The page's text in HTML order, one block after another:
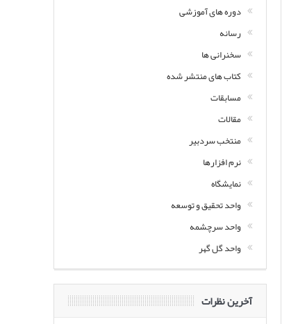
دوره های آموزشی
رسانه
سخنرانی ها
کتاب های منتشر شده
مسابقات
مقالات
منتخب سردبیر
نرم افزارها
نمایشگاه
واحد تحقیق و توسعه
واحد سرچشمه
واحد گل گهر
آخرین نظرات